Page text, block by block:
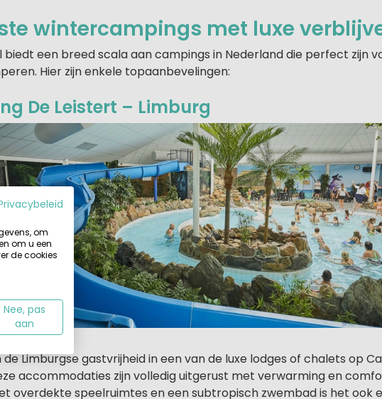
wintercampings met luxe
biedt een breed scala aan campings in Nederland die perfect zijn
Hier zijn enkele topaanbevelingen:
De Leistert – Limburg
Limburgse gastvrijheid in een van de luxe lodges of chalets op
accommodaties zijn volledig uitgerust met verwarming en
overdekte speelruimtes en een subtropisch zwembad is het ook
om
om u een
de cookies
Nee, pas
aan